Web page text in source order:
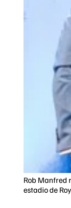
Rob Manfred
estadio de